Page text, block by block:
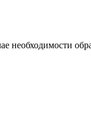
необходимости